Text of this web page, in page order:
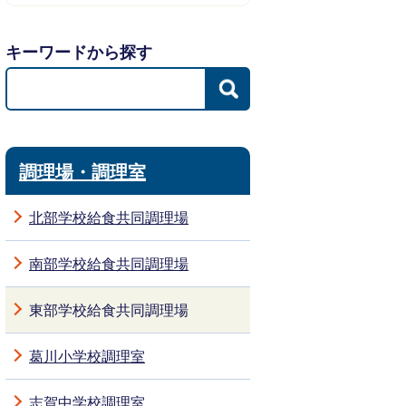
キーワードから探す
調理場・調理室
北部学校給食共同調理場
南部学校給食共同調理場
東部学校給食共同調理場
葛川小学校調理室
志賀中学校調理室